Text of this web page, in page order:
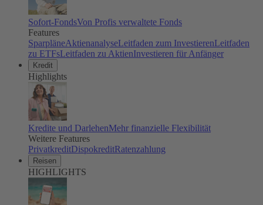
Sofort-FondsVon Profis verwaltete Fonds
Features
SparpläneAktienanalyseLeitfaden zum InvestierenLeitfaden
zu ETFsLeitfaden zu AktienInvestieren für Anfänger
Kredit
Highlights
Kredite und DarlehenMehr finanzielle Flexibilität
Weitere Features
PrivatkreditDispokreditRatenzahlung
Reisen
HIGHLIGHTS